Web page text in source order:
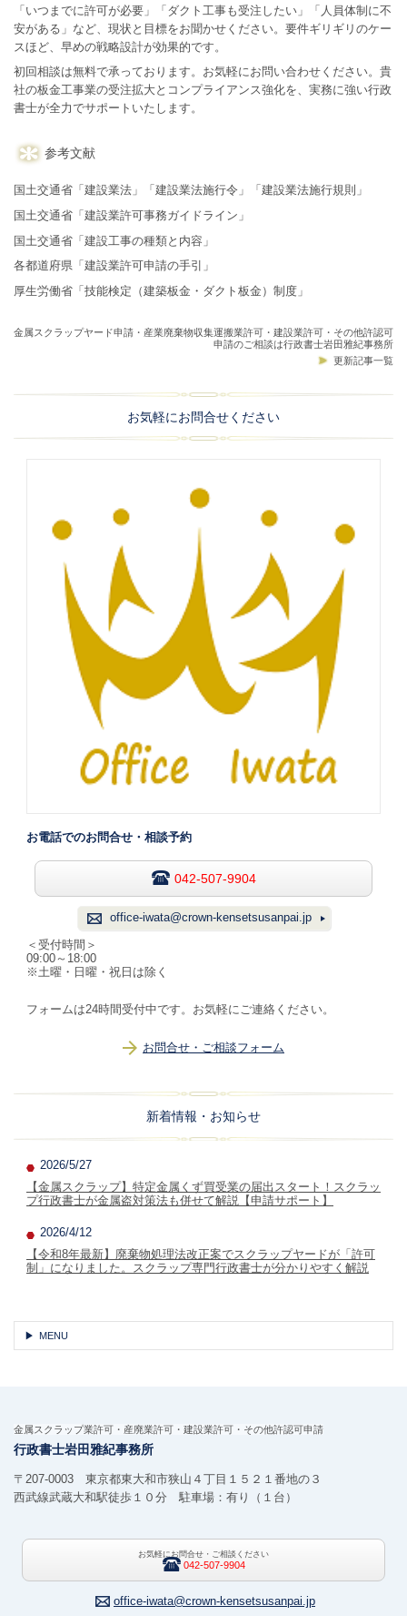
「いつまでに許可が必要」「ダクト工事も受注したい」「人員体制に不
安がある」など、現状と目標をお聞かせください。要件ギリギリのケー
スほど、早めの戦略設計が効果的です。
初回相談は無料で承っております。お気軽にお問い合わせください。貴
社の板金工事業の受注拡大とコンプライアンス強化を、実務に強い行政
書士が全力でサポートいたします。
参考文献
国土交通省「建設業法」「建設業法施行令」「建設業法施行規則」
国土交通省「建設業許可事務ガイドライン」
国土交通省「建設工事の種類と内容」
各都道府県「建設業許可申請の手引」
厚生労働省「技能検定（建築板金・ダクト板金）制度」
金属スクラップヤード申請・産業廃棄物収集運搬業許可・建設業許可・その他許認可
申請のご相談は行政書士岩田雅紀事務所
更新記事一覧
お気軽にお問合せください
お電話でのお問合せ・相談予約
042-507-9904
office-iwata@crown-kensetsusanpai.jp
＜受付時間＞
09:00～18:00
※土曜・日曜・祝日は除く
フォームは24時間受付中です。お気軽にご連絡ください。
お問合せ・ご相談フォーム
新着情報・お知らせ
2026/5/27
【金属スクラップ】特定金属くず買受業の届出スタート！スクラッ
プ行政書士が金属盗対策法も併せて解説【申請サポート】
2026/4/12
【令和8年最新】廃棄物処理法改正案でスクラップヤードが「許可
制」になりました。スクラップ専門行政書士が分かりやすく解説
MENU
金属スクラップ業許可・産廃業許可・建設業許可・その他許認可申請
行政書士岩田雅紀事務所
〒207-0003 東京都東大和市狭山４丁目１５２１番地の３
西武線武蔵大和駅徒歩１０分 駐車場：有り（１台）
お気軽にお問合せ・ご相談ください
042-507-9904
office-iwata@crown-kensetsusanpai.jp